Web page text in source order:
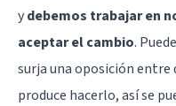
ydebemos trabajar en
aceptar el cambio.
surja una oposición entre
produce hacerlo, así se